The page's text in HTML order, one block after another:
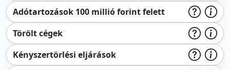
Adótartozások 100 millió forint felett
Törölt cégek
Kényszertörlési eljárások